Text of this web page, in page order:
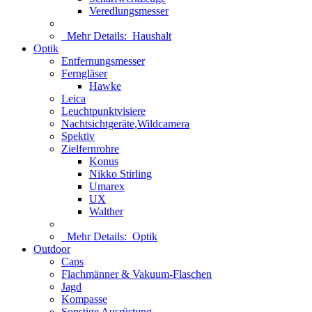
Veredlungsmesser
Mehr Details: Haushalt
Optik
Entfernungsmesser
Ferngläser
Hawke
Leica
Leuchtpunktvisiere
Nachtsichtgeräte,Wildcamera
Spektiv
Zielfernrohre
Konus
Nikko Stirling
Umarex
UX
Walther
Mehr Details: Optik
Outdoor
Caps
Flachmänner & Vakuum-Flaschen
Jagd
Kompasse